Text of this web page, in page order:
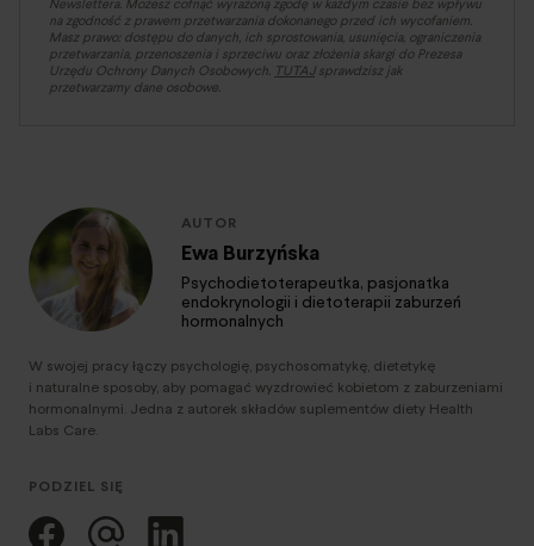
Newslettera. Możesz cofnąć wyrażoną zgodę w każdym czasie bez wpływu
na zgodność z prawem przetwarzania dokonanego przed ich wycofaniem.
Masz prawo: dostępu do danych, ich sprostowania, usunięcia, ograniczenia
przetwarzania, przenoszenia i sprzeciwu oraz złożenia skargi do Prezesa
Urzędu Ochrony Danych Osobowych. TUTAJsprawdzisz jak
przetwarzamy dane osobowe.
AUTOR
Ewa Burzyńska
Psychodietoterapeutka, pasjonatka
endokrynologii i dietoterapii zaburzeń
hormonalnych
W swojej pracy łączy psychologię, psychosomatykę, dietetykę
i naturalne sposoby, aby pomagać wyzdrowieć kobietom z zaburzeniami
hormonalnymi. Jedna z autorek składów suplementów diety Health
Labs Care.
PODZIEL SIĘ